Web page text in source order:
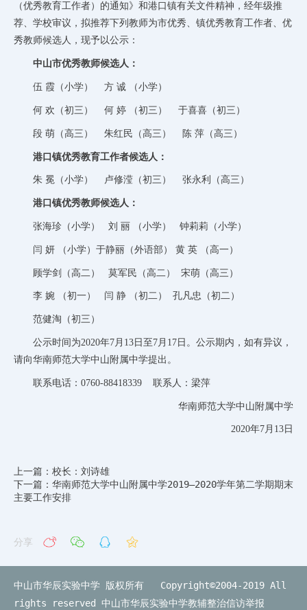
（优秀教育工作者）的通知》和港口镇有关文件精神，经年级推
荐、学校审议，拟推荐下列教师为市优秀、镇优秀教育工作者、优
秀教师候选人，现予以公示：
中山市优秀教师候选人：
伍 霞（小学） 方 诚 （小学）
何 欢（初三） 何 婷 （初三） 于喜喜（初三）
段 萌（高三） 朱红民（高三） 陈 萍（高三）
港口镇优秀教育工作者候选人：
朱 冕（小学） 卢修滢（初三） 张永利（高三）
港口镇优秀教师候选人：
张海珍（小学） 刘 丽 （小学） 钟莉莉（小学）
闫 妍 （小学）于静丽（外语部） 黄 英 （高一）
顾学剑（高二） 莫军民（高二） 宋萌（高三）
李 婉 （初一） 闫 静 （初二） 孔凡忠（初二）
范健淘（初三）
公示时间为2020年7月13日至7月17日。公示期内，如有异议，
请向华南师范大学中山附属中学提出。
联系电话：0760-88418339 联系人：梁萍
华南师范大学中山附属中学
2020年7月13日
上一篇：校长：刘诗雄
下一篇：华南师范大学中山附属中学2019—2020学年第二学期期末
主要工作安排
分享
中山市华辰实验中学 版权所有 Copyright©2004-2019 All
rights reserved 中山市华辰实验中学教辅整治信访举报